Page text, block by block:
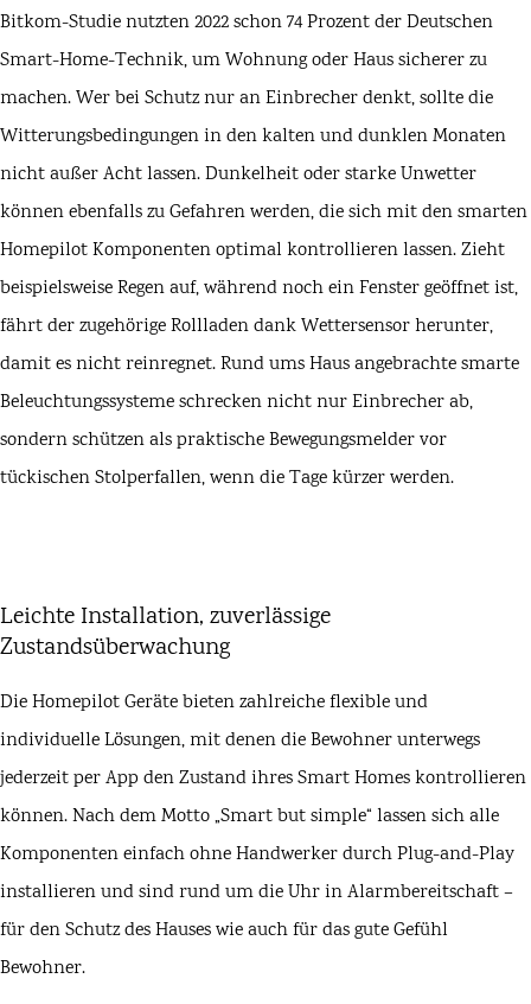
Bitkom-Studie nutzten 2022 schon 74 Prozent der Deutschen
Smart-Home-Technik, um Wohnung oder Haus sicherer zu
machen. Wer bei Schutz nur an Einbrecher denkt, sollte die
Witterungsbedingungen in den kalten und dunklen Monaten
nicht außer Acht lassen. Dunkelheit oder starke Unwetter
können ebenfalls zu Gefahren werden, die sich mit den smarten
Homepilot Komponenten optimal kontrollieren lassen. Zieht
beispielsweise Regen auf, während noch ein Fenster geöffnet ist,
fährt der zugehörige Rollladen dank Wettersensor herunter,
damit es nicht reinregnet. Rund ums Haus angebrachte smarte
Beleuchtungssysteme schrecken nicht nur Einbrecher ab,
sondern schützen als praktische Bewegungsmelder vor
tückischen Stolperfallen, wenn die Tage kürzer werden.
Leichte Installation, zuverlässige
Zustandsüberwachung
Die Homepilot Geräte bieten zahlreiche flexible und
individuelle Lösungen, mit denen die Bewohner unterwegs
jederzeit per App den Zustand ihres Smart Homes kontrollieren
können. Nach dem Motto „Smart but simple“ lassen sich alle
Komponenten einfach ohne Handwerker durch Plug-and-Play
installieren und sind rund um die Uhr in Alarmbereitschaft –
für den Schutz des Hauses wie auch für das gute Gefühl
Bewohner.